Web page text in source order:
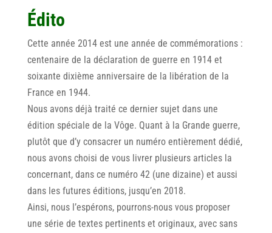
Édito
Cette année 2014 est une année de commémorations :
centenaire de la déclaration de guerre en 1914 et
soixante dixième anniversaire de la libération de la
France en 1944.
Nous avons déjà traité ce dernier sujet dans une
édition spéciale de la Vôge. Quant à la Grande guerre,
plutôt que d’y consacrer un numéro entièrement dédié,
nous avons choisi de vous livrer plusieurs articles la
concernant, dans ce numéro 42 (une dizaine) et aussi
dans les futures éditions, jusqu’en 2018.
Ainsi, nous l’espérons, pourrons-nous vous proposer
une série de textes pertinents et originaux, avec sans